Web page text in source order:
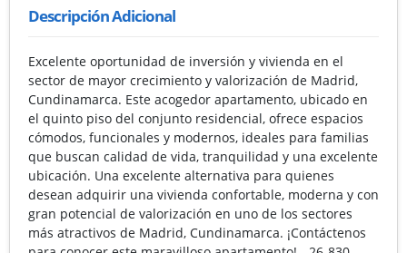
Descripción Adicional
Excelente oportunidad de inversión y vivienda en el
sector de mayor crecimiento y valorización de Madrid,
Cundinamarca. Este acogedor apartamento, ubicado en
el quinto piso del conjunto residencial, ofrece espacios
cómodos, funcionales y modernos, ideales para familias
que buscan calidad de vida, tranquilidad y una excelente
ubicación. Una excelente alternativa para quienes
desean adquirir una vivienda confortable, moderna y con
gran potencial de valorización en uno de los sectores
más atractivos de Madrid, Cundinamarca. ¡Contáctenos